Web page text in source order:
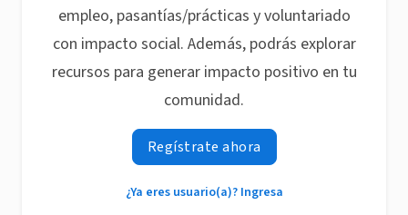
empleo, pasantías/prácticas y voluntariado
con impacto social. Además, podrás explorar
recursos para generar impacto positivo en tu
comunidad.
Regístrate ahora
¿Ya eres usuario(a)? Ingresa